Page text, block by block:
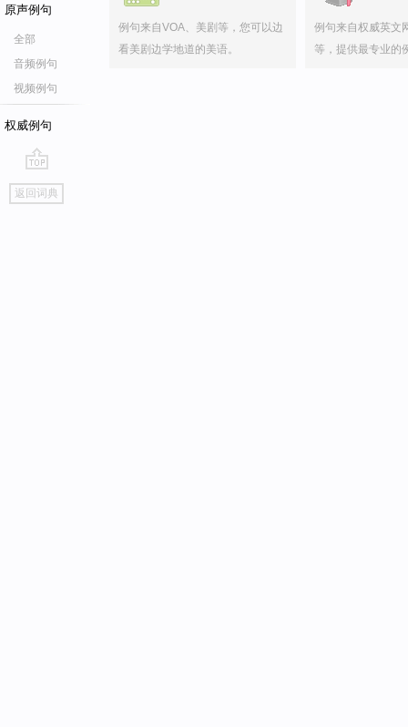
原声例句
全部
音频例句
视频例句
权威例句
go
top
返回词典
例句来自VOA、美剧等，您可以边
看美剧边学地道的美语。
例句来自权威英文
等，提供最专业的